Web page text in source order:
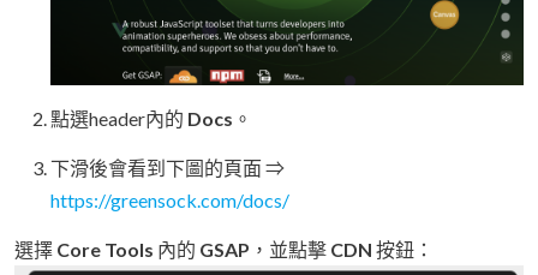
點選header內的 Docs 。
下滑後會看到下圖的頁面 ⇒
https://greensock.com/docs/
選擇 Core Tools 內的 GSAP ，並點擊 CDN 按鈕：